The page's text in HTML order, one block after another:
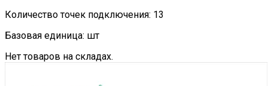
Количество точек подключения: 13
Базовая единица: шт
Нет товаров на складах.